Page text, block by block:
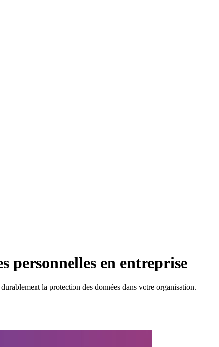
personnelles en entreprise
la protection des données dans votre organisation.